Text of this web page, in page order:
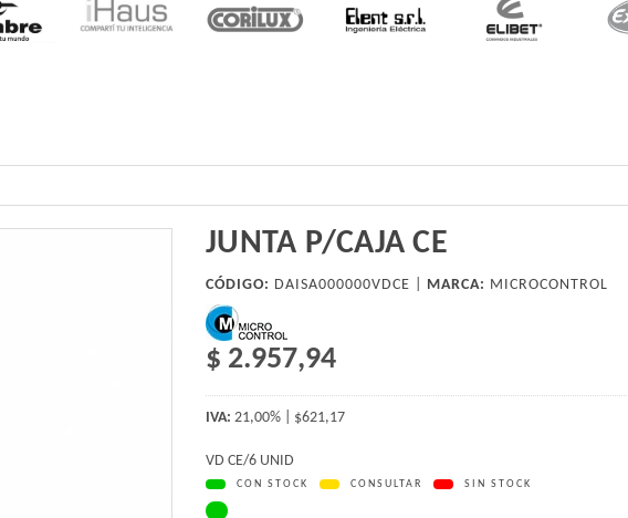
JUNTA P/CAJA CE
CÓDIGO: DAISA000000VDCE | MARCA: MICROCONTROL
$ 2.957,94
IVA: 21,00% | $621,17
VD CE/6 UNID
CON STOCK CONSULTAR SIN STOCK